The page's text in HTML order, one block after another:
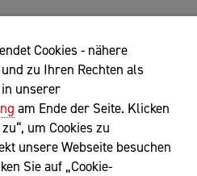
Cookies - nähere
zu Ihren Rechten als
unserer
am Ende der Seite. Klicken
um Cookies zu
unsere Webseite besuchen
Sie auf „Cookie-
einschließen:
-webshop, Exakter